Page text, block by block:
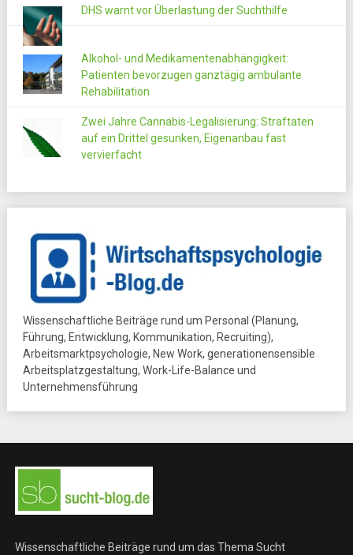
DHS warnt vor Überlastung der Suchthilfe
Alkohol- und Medikamentenabhängigkeit:
Patienten bevorzugen ganztägig ambulante
Rehabilitation
Zwei Jahre Cannabis-Legalisierung: Straftaten
auf ein Drittel gesunken, Eigenanbau fast
vervierfacht
Wissenschaftliche Beiträge rund um Personal (Planung,
Führung, Entwicklung, Kommunikation, Recruiting),
Arbeitsmarktpsychologie, New Work, generationensensible
Arbeitsplatzgestaltung, Work-Life-Balance und
Unternehmensführung
Wissenschaftliche Beiträge rund um das Thema Sucht